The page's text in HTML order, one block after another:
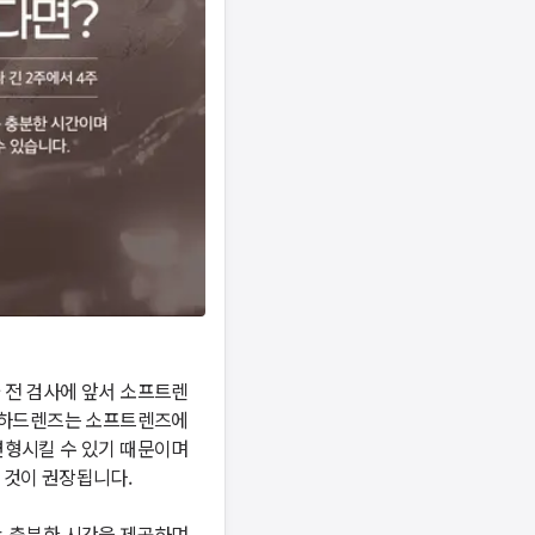
검사에 앞서 소프트렌
드렌즈는 소프트렌즈에
시킬 수 있기 때문이며
이 권장됩니다.